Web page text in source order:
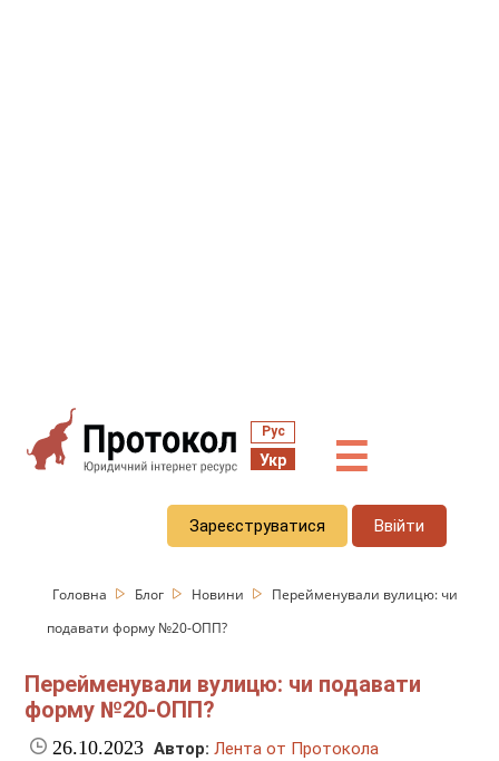
Рус
Укр ☰
Зареєструватися Ввійти
Головна Блог Новини
Перейменували вулицю: чи
подавати форму №20-ОПП?
Перейменували вулицю: чи подавати
форму №20-ОПП?
26.10.2023 Автор: Лента от Протокола